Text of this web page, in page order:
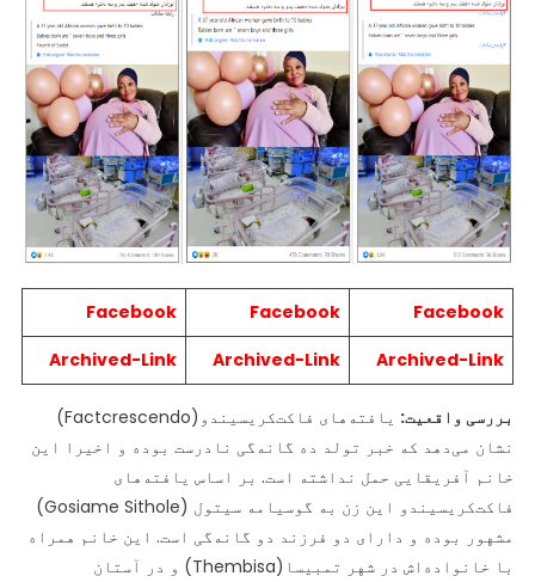
Facebook
Facebook
Facebook
Archived-Link
Archived-Link
Archived-Link
بررسی واقعیت:
یافته‌های فاکت‌کریسیندو(Factcrescendo)
نشان می‌دهد که خبر تولد ده گانه‌گی نادرست بوده و اخیرا این
خانم آفریقایی حمل نداشته است. بر اساس یافته‌های
فاکت‌کریسیندو این زن به گوسیامه سیتول (Gosiame Sithole)
مشهور بوده و دارای دو فرزند دو گانه‌گی است. این خانم همراه
با خانواده‌اش در شهر تمبیسا(Thembisa) و در آستان